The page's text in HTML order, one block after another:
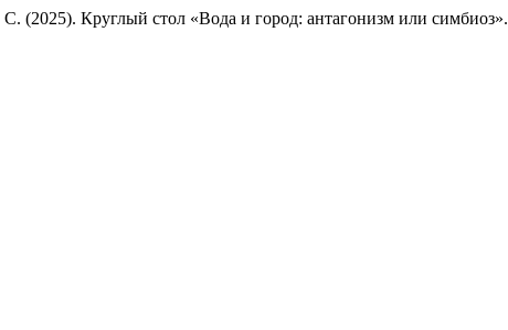
Круглый стол «Вода и город: антагонизм или симбиоз».